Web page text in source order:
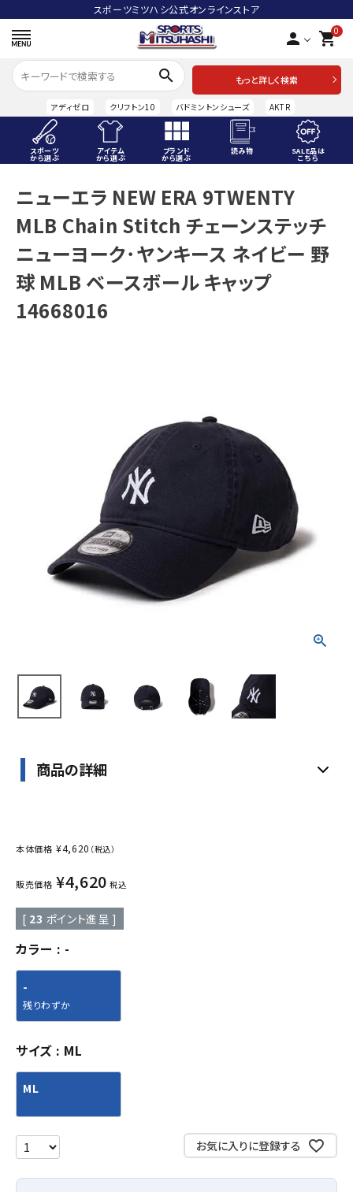
スポーツミツハシ公式オンラインストア
person 0
shopping_cart
search
もっと詳しく検索
アディゼロ クリフトン10 バドミントンシューズ AKTR
スポーツ
から選ぶ
アイテム
から選ぶ
ブランド
から選ぶ
読み物 SALE品は
こちら
ようこそ ゲスト 様
meeting_room person 会員登録
スポーツから選ぶ
メルマガ登録
特定商取引法
プライバシーポリシー
ニューエラ NEW ERA 9TWENTY
MLB Chain Stitch チェーンステッチ
ニューヨーク･ヤンキース ネイビー 野
球 MLB ベースボール キャップ
14668016
商品の詳細
本体価格 ¥4,620 （税込）
販売価格 ¥4,620 税込
[ 23 ポイント進呈 ]
カラー -
-
残りわずか
サイズ ML
ML
お気に入りに登録する